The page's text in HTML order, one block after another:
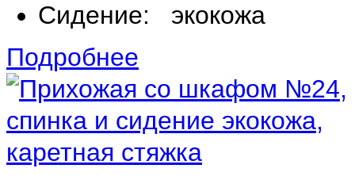
Сидение:
экокожа
Подробнее